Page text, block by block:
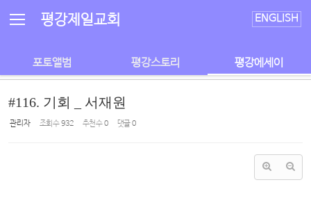
평강제일교회 ENGLISH
포토앨범 평강스토리 평강에세이
#116. 기회 _ 서재원
관리자 조회 수932 추천 수0 댓글0